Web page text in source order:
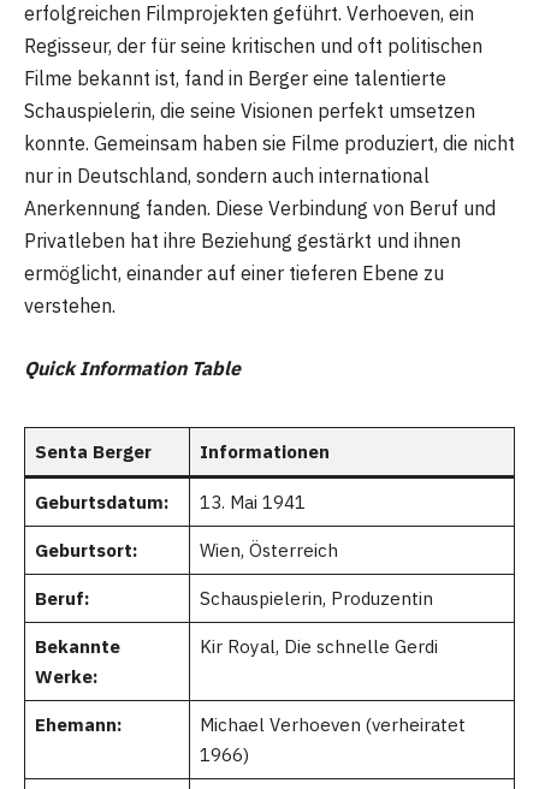
erfolgreichen Filmprojekten geführt. Verhoeven, ein
Regisseur, der für seine kritischen und oft politischen
Filme bekannt ist, fand in Berger eine talentierte
Schauspielerin, die seine Visionen perfekt umsetzen
konnte. Gemeinsam haben sie Filme produziert, die nicht
nur in Deutschland, sondern auch international
Anerkennung fanden. Diese Verbindung von Beruf und
Privatleben hat ihre Beziehung gestärkt und ihnen
ermöglicht, einander auf einer tieferen Ebene zu
verstehen.
Quick Information Table
Senta Berger Informationen
Geburtsdatum: 13. Mai 1941
Geburtsort: Wien, Österreich
Beruf: Schauspielerin, Produzentin
Bekannte
Werke:
Kir Royal, Die schnelle Gerdi
Ehemann:
Michael Verhoeven (verheiratet
1966)